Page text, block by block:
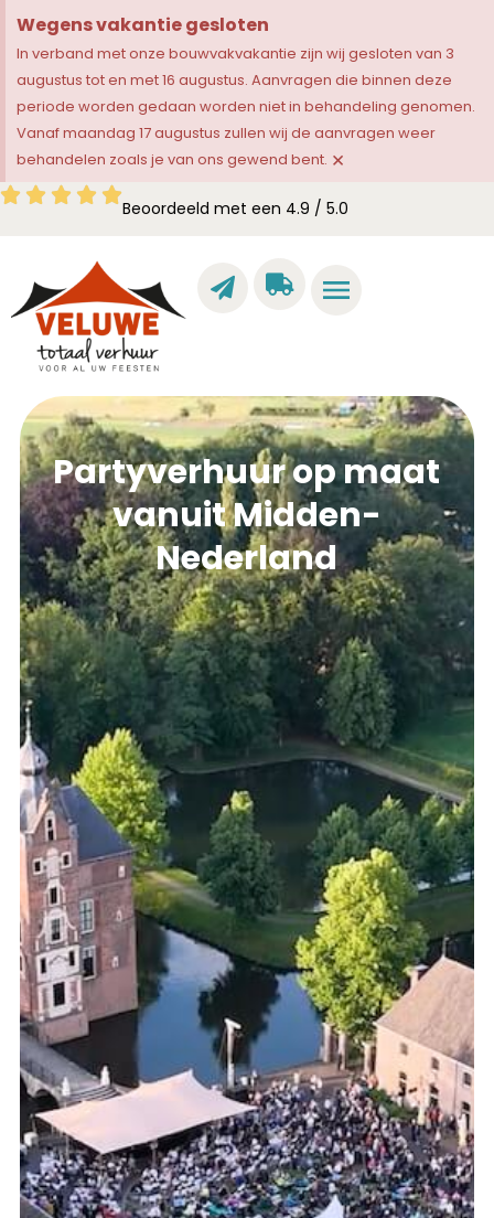
Wegens vakantie gesloten
In verband met onze bouwvakvakantie zijn wij gesloten van 3
augustus tot en met 16 augustus. Aanvragen die binnen deze
periode worden gedaan worden niet in behandeling genomen.
Vanaf maandag 17 augustus zullen wij de aanvragen weer
behandelen zoals je van ons gewend bent. ×
Beoordeeld met een 4.9 / 5.0
Partyverhuur op maat
vanuit Midden-
Nederland